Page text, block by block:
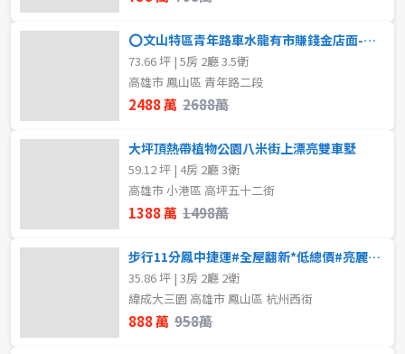
⭕文山特區青年路車水龍有市賺錢金店面-售2388萬 ⭕
73.66 坪 | 5房 2廳 3.5衛
高雄市 鳳山區 青年路二段
2488 萬 2688萬
大坪頂熱帶植物公園八米街上漂亮雙車墅
59.12 坪 | 4房 2廳 3衛
高雄市 小港區 高坪五十二街
1388 萬 1498萬
步行11分鳳中捷運#全屋翻新*低總價#亮麗3房車
35.86 坪 | 3房 2廳 2衛
緯成大三園 高雄市 鳳山區 杭州西街
888 萬 958萬